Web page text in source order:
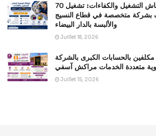
الوكالة الوطنية لإنعاش التشغيل والكفاءات: تشغيل 70
متخصصة في قطاع النسيج
والألبسة بالدار البيضاء
Juillet 18, 2026
الأنابيك: توظيف 8 مكلفين بالحسابات الكبرى بالشركة
متعددة الخدمات مراكش آسفي
Juillet 15, 2026